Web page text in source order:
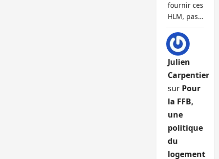
fournir ces
HLM, pas…
Julien
Carpentier
sur Pour
la FFB,
une
politique
du
logement